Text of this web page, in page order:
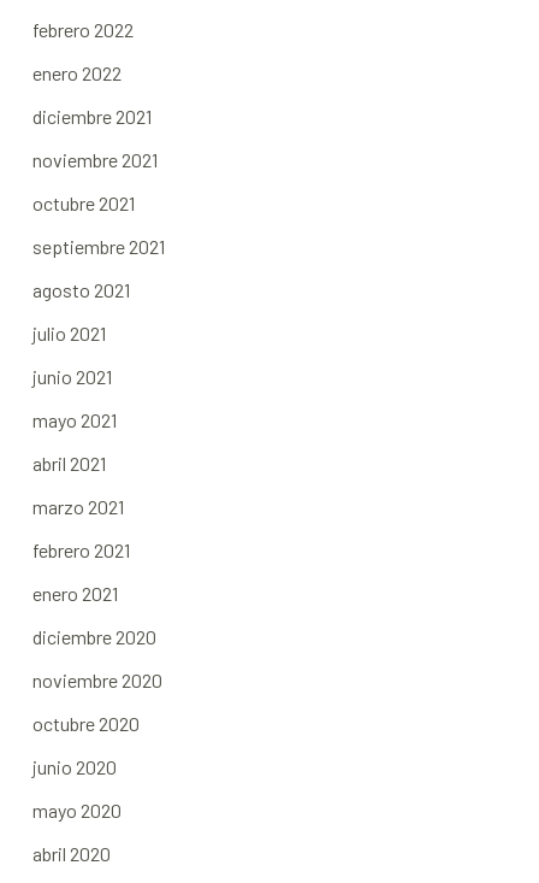
febrero 2022
enero 2022
diciembre 2021
noviembre 2021
octubre 2021
septiembre 2021
agosto 2021
julio 2021
junio 2021
mayo 2021
abril 2021
marzo 2021
febrero 2021
enero 2021
diciembre 2020
noviembre 2020
octubre 2020
junio 2020
mayo 2020
abril 2020